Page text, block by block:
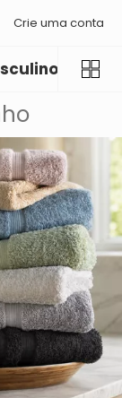
Crie uma conta